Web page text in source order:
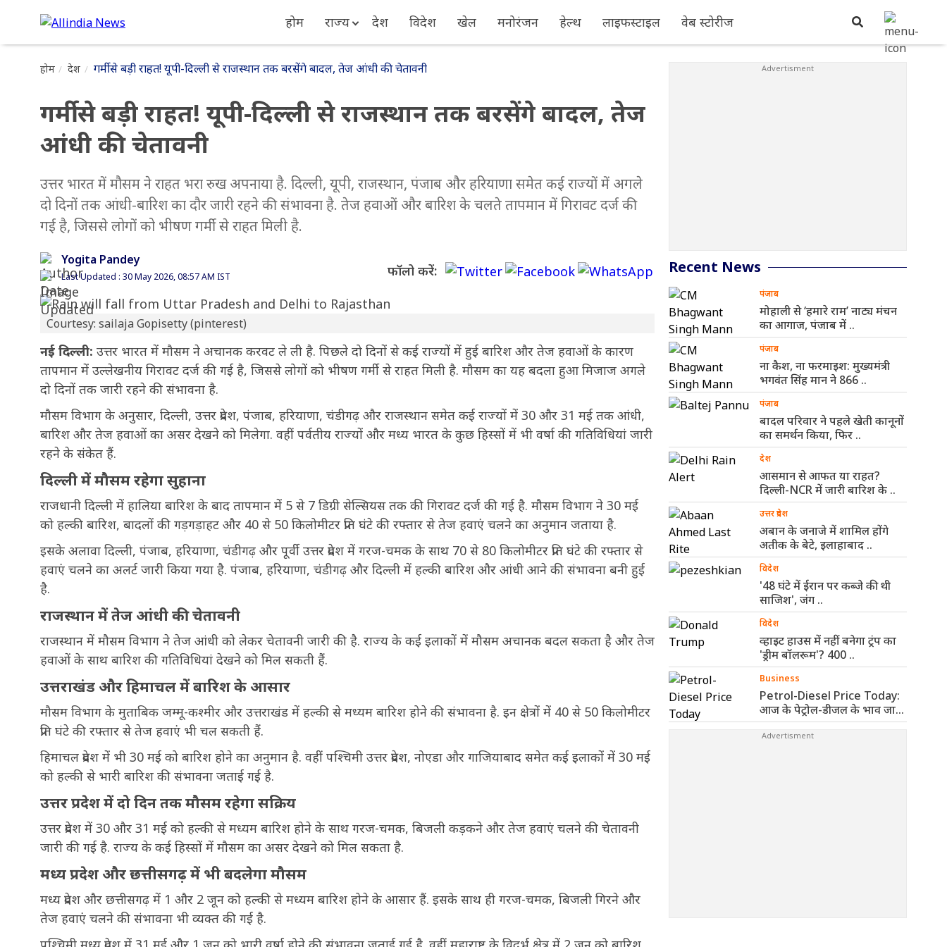
होम राज्य देश विदेश खेल मनोरंजन हेल्थ लाइफस्टाइल वेब स्टोरीज
होम देश गर्मी से बड़ी राहत! यूपी-दिल्ली से राजस्थान तक बरसेंगे बादल, तेज आंधी की चेतावनी
गर्मी से बड़ी राहत! यूपी-दिल्ली से राजस्थान तक बरसेंगे बादल, तेज
आंधी की चेतावनी
उत्तर भारत में मौसम ने राहत भरा रुख अपनाया है. दिल्ली, यूपी, राजस्थान, पंजाब और हरियाणा समेत कई राज्यों में अगले
दो दिनों तक आंधी-बारिश का दौर जारी रहने की संभावना है. तेज हवाओं और बारिश के चलते तापमान में गिरावट दर्ज की
गई है, जिससे लोगों को भीषण गर्मी से राहत मिली है.
Yogita Pandey
Last Updated : 30 May 2026, 08:57 AM IST फॉलो करें:
Courtesy: sailaja Gopisetty (pinterest)
नई दिल्ली: उत्तर भारत में मौसम ने अचानक करवट ले ली है. पिछले दो दिनों से कई राज्यों में हुई बारिश और तेज हवाओं के कारण
तापमान में उल्लेखनीय गिरावट दर्ज की गई है, जिससे लोगों को भीषण गर्मी से राहत मिली है. मौसम का यह बदला हुआ मिजाज अगले
दो दिनों तक जारी रहने की संभावना है.
मौसम विभाग के अनुसार, दिल्ली, उत्तर प्रदेश, पंजाब, हरियाणा, चंडीगढ़ और राजस्थान समेत कई राज्यों में 30 और 31 मई तक आंधी,
बारिश और तेज हवाओं का असर देखने को मिलेगा. वहीं पर्वतीय राज्यों और मध्य भारत के कुछ हिस्सों में भी वर्षा की गतिविधियां जारी
रहने के संकेत हैं.
दिल्ली में मौसम रहेगा सुहाना
राजधानी दिल्ली में हालिया बारिश के बाद तापमान में 5 से 7 डिग्री सेल्सियस तक की गिरावट दर्ज की गई है. मौसम विभाग ने 30 मई
को हल्की बारिश, बादलों की गड़गड़ाहट और 40 से 50 किलोमीटर प्रति घंटे की रफ्तार से तेज हवाएं चलने का अनुमान जताया है.
इसके अलावा दिल्ली, पंजाब, हरियाणा, चंडीगढ़ और पूर्वी उत्तर प्रदेश में गरज-चमक के साथ 70 से 80 किलोमीटर प्रति घंटे की रफ्तार से
हवाएं चलने का अलर्ट जारी किया गया है. पंजाब, हरियाणा, चंडीगढ़ और दिल्ली में हल्की बारिश और आंधी आने की संभावना बनी हुई
है.
राजस्थान में तेज आंधी की चेतावनी
राजस्थान में मौसम विभाग ने तेज आंधी को लेकर चेतावनी जारी की है. राज्य के कई इलाकों में मौसम अचानक बदल सकता है और तेज
हवाओं के साथ बारिश की गतिविधियां देखने को मिल सकती हैं.
उत्तराखंड और हिमाचल में बारिश के आसार
मौसम विभाग के मुताबिक जम्मू-कश्मीर और उत्तराखंड में हल्की से मध्यम बारिश होने की संभावना है. इन क्षेत्रों में 40 से 50 किलोमीटर
प्रति घंटे की रफ्तार से तेज हवाएं भी चल सकती हैं.
हिमाचल प्रदेश में भी 30 मई को बारिश होने का अनुमान है. वहीं पश्चिमी उत्तर प्रदेश, नोएडा और गाजियाबाद समेत कई इलाकों में 30 मई
को हल्की से भारी बारिश की संभावना जताई गई है.
उत्तर प्रदेश में दो दिन तक मौसम रहेगा सक्रिय
उत्तर प्रदेश में 30 और 31 मई को हल्की से मध्यम बारिश होने के साथ गरज-चमक, बिजली कड़कने और तेज हवाएं चलने की चेतावनी
जारी की गई है. राज्य के कई हिस्सों में मौसम का असर देखने को मिल सकता है.
मध्य प्रदेश और छत्तीसगढ़ में भी बदलेगा मौसम
मध्य प्रदेश और छत्तीसगढ़ में 1 और 2 जून को हल्की से मध्यम बारिश होने के आसार हैं. इसके साथ ही गरज-चमक, बिजली गिरने और
तेज हवाएं चलने की संभावना भी व्यक्त की गई है.
Recent News
पंजाब
मोहाली से ‘हमारे राम’ नाट्य मंचन
का आगाज, पंजाब में ..
पंजाब
ना कैश, ना फरमाइश: मुख्यमंत्री
भगवंत सिंह मान ने 866 ..
पंजाब
बादल परिवार ने पहले खेती कानूनों
का समर्थन किया, फिर ..
देश
आसमान से आफत या राहत?
दिल्ली-NCR में जारी बारिश के ..
उत्तर प्रदेश
अबान के जनाजे में शामिल होंगे
अतीक के बेटे, इलाहाबाद ..
विदेश
'48 घंटे में ईरान पर कब्जे की थी
साजिश', जंग ..
विदेश
व्हाइट हाउस में नहीं बनेगा ट्रंप का
'ड्रीम बॉलरूम'? 400 ..
Business
Petrol-Diesel Price Today:
आज के पेट्रोल-डीजल के भाव जारी,
जानिए ..